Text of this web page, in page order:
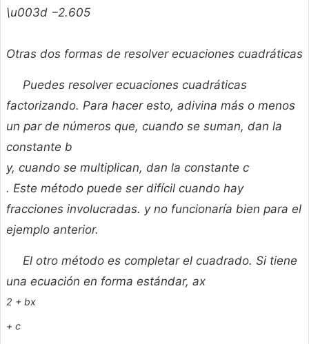
\u003d −2.605
Otras dos formas de resolver ecuaciones cuadráticas
Puedes resolver ecuaciones cuadráticas
factorizando. Para hacer esto, adivina más o menos
un par de números que, cuando se suman, dan la
constante b
y, cuando se multiplican, dan la constante c
. Este método puede ser difícil cuando hay
fracciones involucradas. y no funcionaría bien para el
ejemplo anterior.
El otro método es completar el cuadrado. Si tiene
una ecuación en forma estándar, ax
2 + bx
+ c